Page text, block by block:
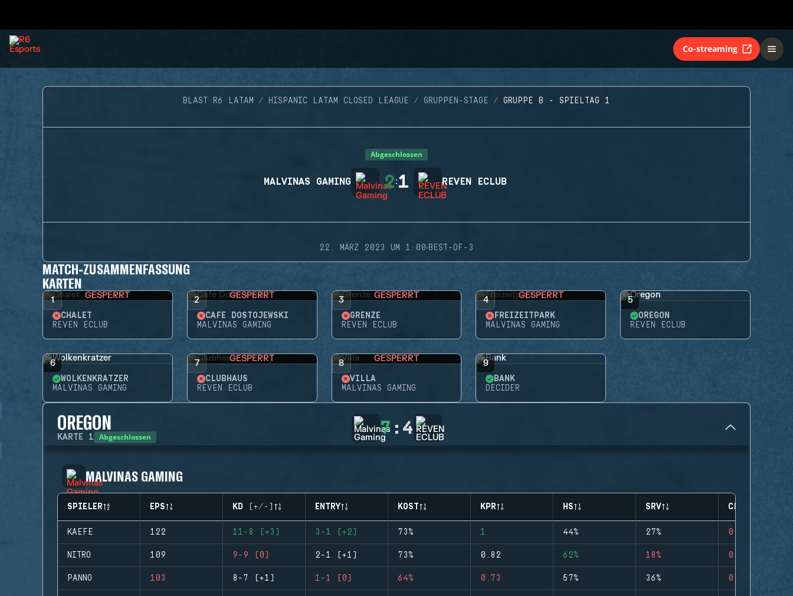
Co-streaming
BLAST R6 LATAM HISPANIC LATAM CLOSED LEAGUE GRUPPEN-STAGE GRUPPE B - SPIELTAG 1
Abgeschlossen
MALVINAS GAMING 2:1 REVEN ECLUB
22. MÄRZ 2023 UM 1:00·BEST-OF-3
MATCH-ZUSAMMENFASSUNG
KARTEN
1 GESPERRT
CHALET
REVEN ECLUB
2 GESPERRT
CAFÉ DOSTOJEWSKI
MALVINAS GAMING
3 GESPERRT
GRENZE
REVEN ECLUB
4 GESPERRT
FREIZEITPARK
MALVINAS GAMING
5
OREGON
REVEN ECLUB
6
WOLKENKRATZER
MALVINAS GAMING
7 GESPERRT
CLUBHAUS
REVEN ECLUB
8 GESPERRT
VILLA
MALVINAS GAMING
9
BANK
DECIDER
OREGON
KARTE 1 Abgeschlossen 7 : 4
MALVINAS GAMING
SPIELER EPS KD (+/-) ENTRY KOST KPR HS SRV CLUTCHES
KAEFE 122 11-8 (+3) 3-1 (+2) 73% 1 44% 27% 0
NITRO 109 9-9 (0) 2-1 (+1) 73% 0.82 62% 18% 0
PANNO 103 8-7 (+1) 1-1 (0) 64% 0.73 57% 36% 0